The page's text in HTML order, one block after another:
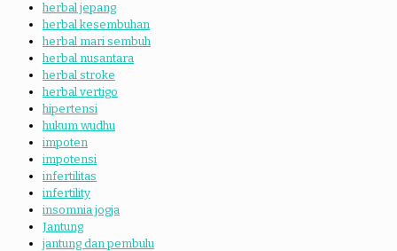
herbal jepang
herbal kesembuhan
herbal mari sembuh
herbal nusantara
herbal stroke
herbal vertigo
hipertensi
hukum wudhu
impoten
impotensi
infertilitas
infertility
insomnia jogja
Jantung
jantung dan pembulu